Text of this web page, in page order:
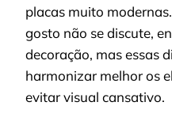
placas muito
gosto não se discute,
decoração, mas essas
harmonizar melhor os
evitar visual cansativo.